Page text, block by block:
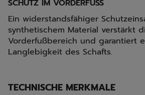
SCHUTZ IM VORDERFUSS
Ein widerstandsfähiger
synthetischem Material verstärkt
Vorderfußbereich und garantiert
Langlebigkeit des Schafts.
TECHNISCHE MERKMALE